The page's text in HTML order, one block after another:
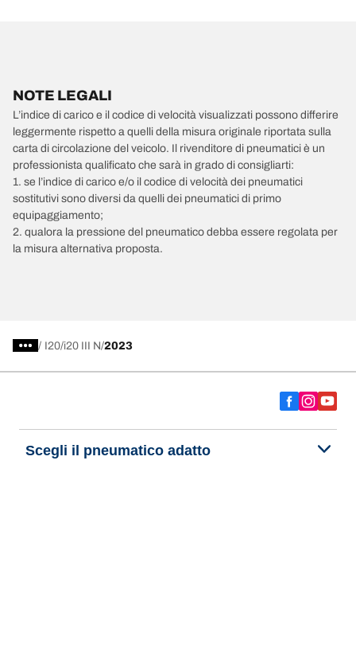
NOTE LEGALI
L’indice di carico e il codice di velocità visualizzati possono differire
leggermente rispetto a quelli della misura originale riportata sulla
carta di circolazione del veicolo. Il rivenditore di pneumatici è un
professionista qualificato che sarà in grado di consigliarti:
1. se l’indice di carico e/o il codice di velocità dei pneumatici
sostitutivi sono diversi da quelli dei pneumatici di primo
equipaggiamento;
2. qualora la pressione del pneumatico debba essere regolata per
la misura alternativa proposta.
/ I20 i20 III N 2023
Scegli il pneumatico adatto